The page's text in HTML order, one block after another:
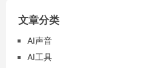
文章分类
AI声音
AI工具